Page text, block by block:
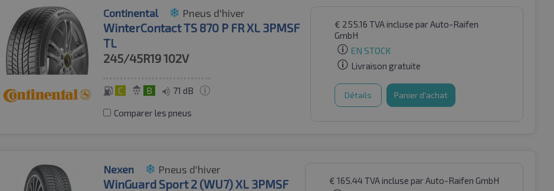
Continental Pneus d'hiver
WinterContact TS 870 P FR XL 3PMSF
TL
245/45R19102V
C B 71 dB
Comparer les pneus
€ 255.16 TVA incluse par Auto-Raifen
GmbH
EN STOCK
Livraison gratuite
Détails Panier d'achat
Nexen Pneus d'hiver
WinGuard Sport 2 (WU7) XL 3PMSF
€ 165.44TVA incluse par Auto-Raifen GmbH